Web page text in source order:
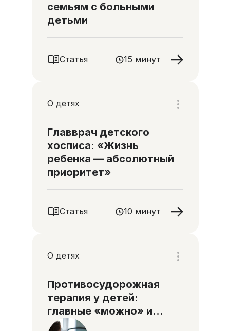
семьям с больными
детьми
Статья 15 минут
О детях
Главврач детского
хосписа: «Жизнь
ребенка — абсолютный
приоритет»
Статья 10 минут
О детях
Противосудорожная
терапия у детей:
главные «можно» и
«нельзя»